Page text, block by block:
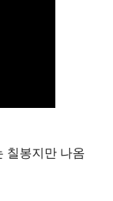
칠봉지만 나옴